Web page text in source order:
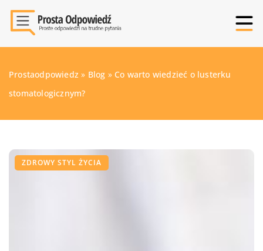
Prostaodpowiedz » Blog » Co warto wiedzieć o lusterku
stomatologicznym?
ZDROWY STYL ŻYCIA